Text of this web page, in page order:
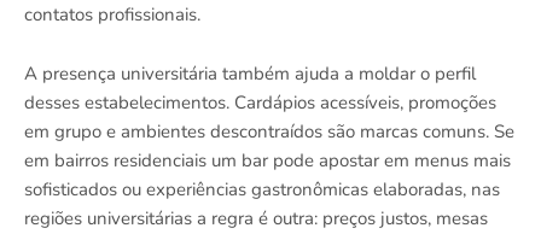
contatos profissionais.
A presença universitária também ajuda a moldar o perfil
desses estabelecimentos. Cardápios acessíveis, promoções
em grupo e ambientes descontraídos são marcas comuns. Se
em bairros residenciais um bar pode apostar em menus mais
sofisticados ou experiências gastronômicas elaboradas, nas
regiões universitárias a regra é outra: preços justos, mesas